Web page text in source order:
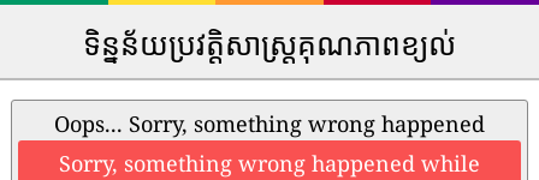
ទិន្នន័យប្រវត្តិសាស្រ្តគុណភាពខ្យល់
Oops... Sorry, something wrong happened
Sorry, something wrong happened while